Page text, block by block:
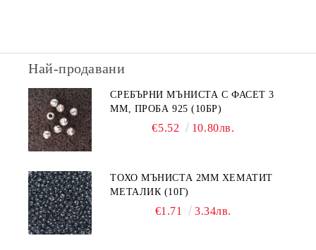
Най-продавани
СРЕБЪРНИ МЪНИСТА С ФАСЕТ 3
ММ, ПРОБА 925 (10БР)
€5.52 10.80лв.
ТОХО МЪНИСТА 2ММ ХЕМАТИТ
МЕТАЛИК (10Г)
€1.71 3.34лв.